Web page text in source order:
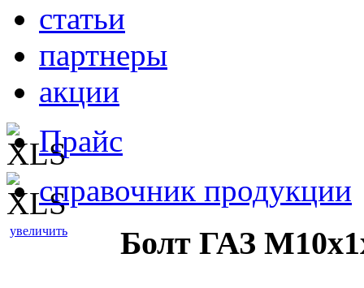
статьи
партнеры
акции
Прайс
справочник продукции
увеличить Болт ГАЗ